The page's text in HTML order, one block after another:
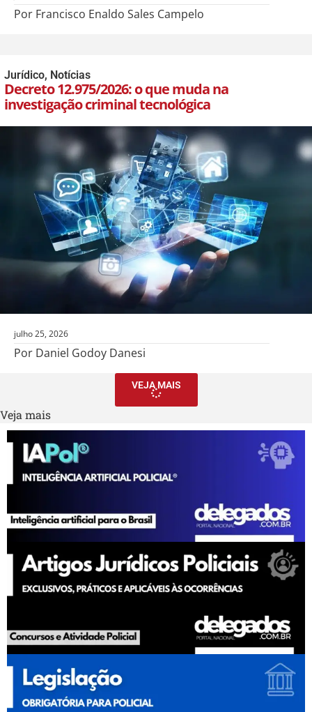
Por Francisco Enaldo Sales Campelo
Jurídico, Notícias
Decreto 12.975/2026: o que muda na
investigação criminal tecnológica
julho 25, 2026
Por Daniel Godoy Danesi
VEJA MAIS
Veja mais